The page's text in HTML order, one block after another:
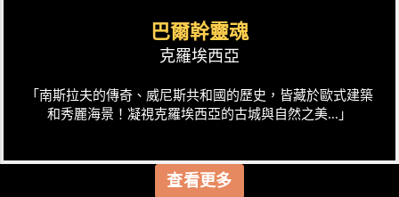
巴爾幹靈魂
克羅埃西亞
「南斯拉夫的傳奇、威尼斯共和國的歷史，皆藏於歐式建築
和秀麗海景！凝視克羅埃西亞的古城與自然之美...」
查看更多